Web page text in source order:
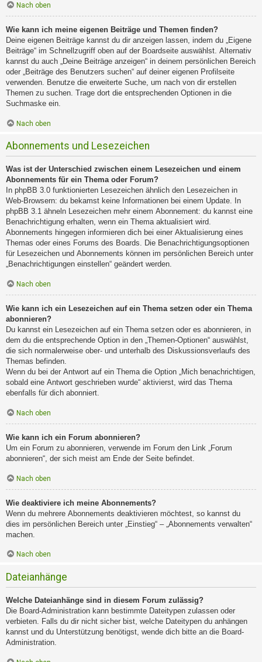
Nach oben
Wie kann ich meine eigenen Beiträge und Themen finden?
Deine eigenen Beiträge kannst du dir anzeigen lassen, indem du „Eigene
Beiträge“ im Schnellzugriff oben auf der Boardseite auswählst. Alternativ
kannst du auch „Deine Beiträge anzeigen“ in deinem persönlichen Bereich
oder „Beiträge des Benutzers suchen“ auf deiner eigenen Profilseite
verwenden. Benutze die erweiterte Suche, um nach von dir erstellen
Themen zu suchen. Trage dort die entsprechenden Optionen in die
Suchmaske ein.
Nach oben
Abonnements und Lesezeichen
Was ist der Unterschied zwischen einem Lesezeichen und einem
Abonnements für ein Thema oder Forum?
In phpBB 3.0 funktionierten Lesezeichen ähnlich den Lesezeichen in
Web-Browsern: du bekamst keine Informationen bei einem Update. In
phpBB 3.1 ähneln Lesezeichen mehr einem Abonnement: du kannst eine
Benachrichtigung erhalten, wenn ein Thema aktualisiert wird.
Abonnements hingegen informieren dich bei einer Aktualisierung eines
Themas oder eines Forums des Boards. Die Benachrichtigungsoptionen
für Lesezeichen und Abonnements können im persönlichen Bereich unter
„Benachrichtigungen einstellen“ geändert werden.
Nach oben
Wie kann ich ein Lesezeichen auf ein Thema setzen oder ein Thema
abonnieren?
Du kannst ein Lesezeichen auf ein Thema setzen oder es abonnieren, in
dem du die entsprechende Option in den „Themen-Optionen“ auswählst,
die sich normalerweise ober- und unterhalb des Diskussionsverlaufs des
Themas befinden.
Wenn du bei der Antwort auf ein Thema die Option „Mich benachrichtigen,
sobald eine Antwort geschrieben wurde“ aktivierst, wird das Thema
ebenfalls für dich abonniert.
Nach oben
Wie kann ich ein Forum abonnieren?
Um ein Forum zu abonnieren, verwende im Forum den Link „Forum
abonnieren“, der sich meist am Ende der Seite befindet.
Nach oben
Wie deaktiviere ich meine Abonnements?
Wenn du mehrere Abonnements deaktivieren möchtest, so kannst du
dies im persönlichen Bereich unter „Einstieg“ – „Abonnements verwalten“
machen.
Nach oben
Dateianhänge
Welche Dateianhänge sind in diesem Forum zulässig?
Die Board-Administration kann bestimmte Dateitypen zulassen oder
verbieten. Falls du dir nicht sicher bist, welche Dateitypen du anhängen
kannst und du Unterstützung benötigst, wende dich bitte an die Board-
Administration.